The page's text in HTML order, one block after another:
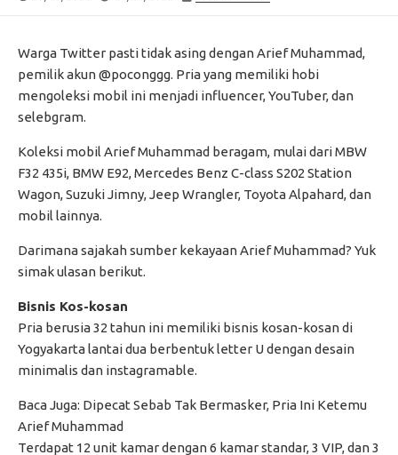
Warga Twitter pasti tidak asing dengan Arief Muhammad,
pemilik akun @poconggg. Pria yang memiliki hobi
mengoleksi mobil ini menjadi influencer, YouTuber, dan
selebgram.
Koleksi mobil Arief Muhammad beragam, mulai dari MBW
F32 435i, BMW E92, Mercedes Benz C-class S202 Station
Wagon, Suzuki Jimny, Jeep Wrangler, Toyota Alpahard, dan
mobil lainnya.
Darimana sajakah sumber kekayaan Arief Muhammad? Yuk
simak ulasan berikut.
Bisnis Kos-kosan
Pria berusia 32 tahun ini memiliki bisnis kosan-kosan di
Yogyakarta lantai dua berbentuk letter U dengan desain
minimalis dan instagramable.
Baca Juga: Dipecat Sebab Tak Bermasker, Pria Ini Ketemu
Arief Muhammad
Terdapat 12 unit kamar dengan 6 kamar standar, 3 VIP, dan 3